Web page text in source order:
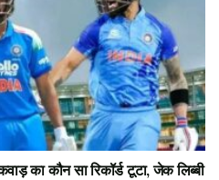
का कौन सा रिकॉर्ड टूटा, जेक लिब्बी